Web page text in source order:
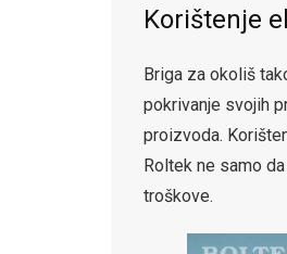
Korištenje
Briga za okoliš
pokrivanje svojih
proizvoda.
Roltek ne samo
troškove.